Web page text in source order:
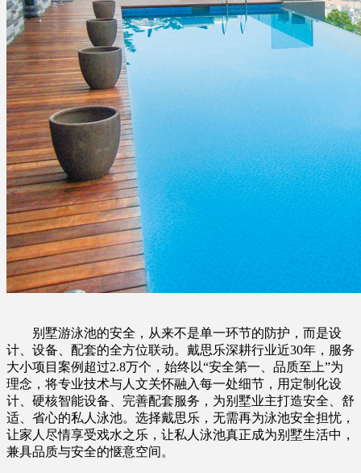
别墅游泳池的安全，从来不是单一环节的防护，而是设
计、设备、配套的全方位联动。戴思乐深耕行业近30年，服务
大小项目案例超过2.8万个，始终以“安全第一、品质至上”为
理念，将专业技术与人文关怀融入每一处细节，用定制化设
计、硬核智能设备、完善配套服务，为别墅业主打造安全、舒
适、省心的私人泳池。选择戴思乐，无需再为泳池安全担忧，
让家人尽情享受戏水之乐，让私人泳池真正成为别墅生活中，
兼具品质与安全的惬意空间。